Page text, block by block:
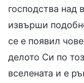
господства над
извърши
се е появил
делото Си по
вселената и е